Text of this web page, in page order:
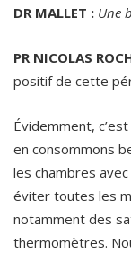
DR MALLET : Une
PR NICOLAS
positif de cette
Évidemment,
en consommons
les chambres
éviter toutes les
notamment des
thermomètres.